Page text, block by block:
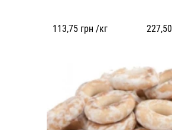
113,75 грн /кг 227,50